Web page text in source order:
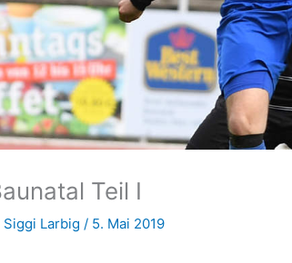
Teil I
Siggi Larbig/ 5. Mai 2019